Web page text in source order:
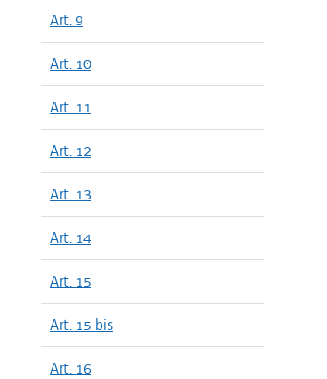
Art. 9
Art. 10
Art. 11
Art. 12
Art. 13
Art. 14
Art. 15
Art. 15 bis
Art. 16